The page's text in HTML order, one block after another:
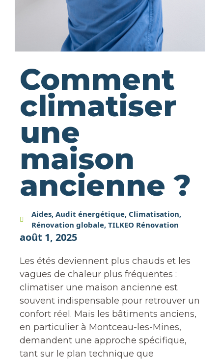
Comment
climatiser
une
maison
ancienne ?
Aides, Audit énergétique, Climatisation,
Rénovation globale, TILKEO Rénovation
août 1, 2025
Les étés deviennent plus chauds et les
vagues de chaleur plus fréquentes :
climatiser une maison ancienne est
souvent indispensable pour retrouver un
confort réel. Mais les bâtiments anciens,
en particulier à Montceau-les-Mines,
demandent une approche spécifique,
tant sur le plan technique que